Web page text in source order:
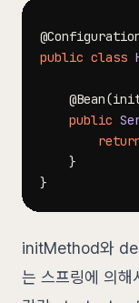
public class
@Bean(
public
}
}
initMethod와
는 스프링에 의해